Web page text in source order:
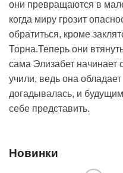
они превращаются в
когда миру грозит
обратиться, кроме
Торна.Теперь они
сама Элизабет начинает
учили, ведь она
догадывалась, и
себе представить.
Новинки